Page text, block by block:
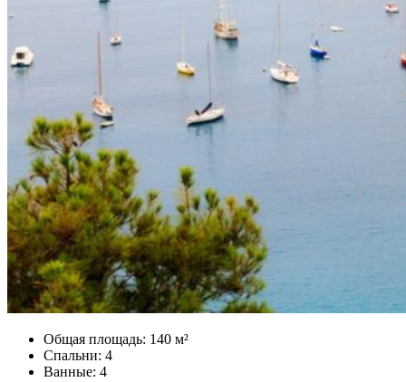
Общая площадь: 140 м²
Спальни: 4
Ванные: 4